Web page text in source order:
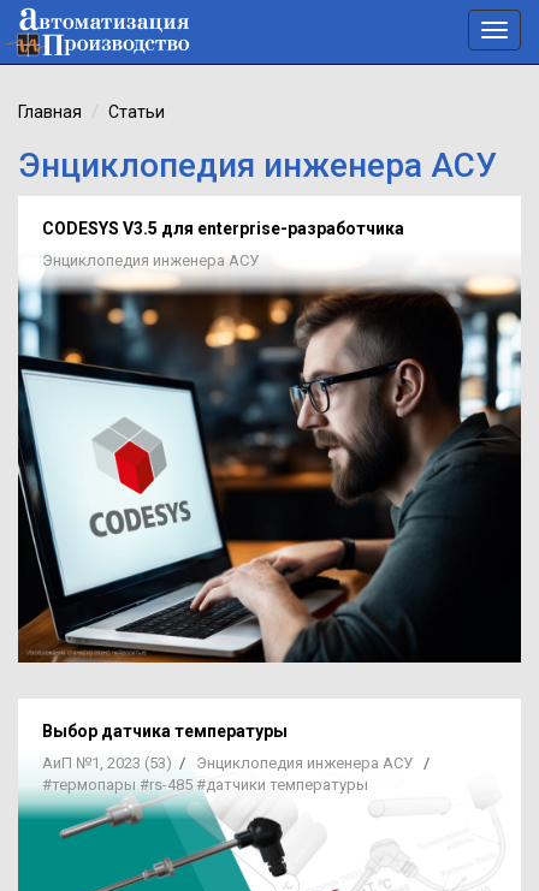
Главная Статьи
Энциклопедия инженера АСУ
CODESYS V3.5 для enterprise-разработчика
Энциклопедия инженера АСУ
Выбор датчика температуры
АиП №1, 2023 (53) / Энциклопедия инженера АСУ /
#термопары #rs-485 #датчики температуры